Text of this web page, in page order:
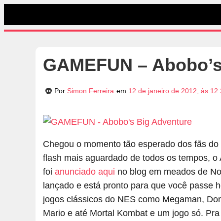
GAMEFUN –
Por Simon Ferreira em 12 de janeiro de 2012, às
Chegou o momento tão esperado dos fãs
flash mais aguardado de todos os tempos,
foi anunciado aqui no blog em meados de
lançado e está pronto para que você passe
jogos clássicos do NES como Megaman,
Mario e até Mortal Kombat e um jogo só.